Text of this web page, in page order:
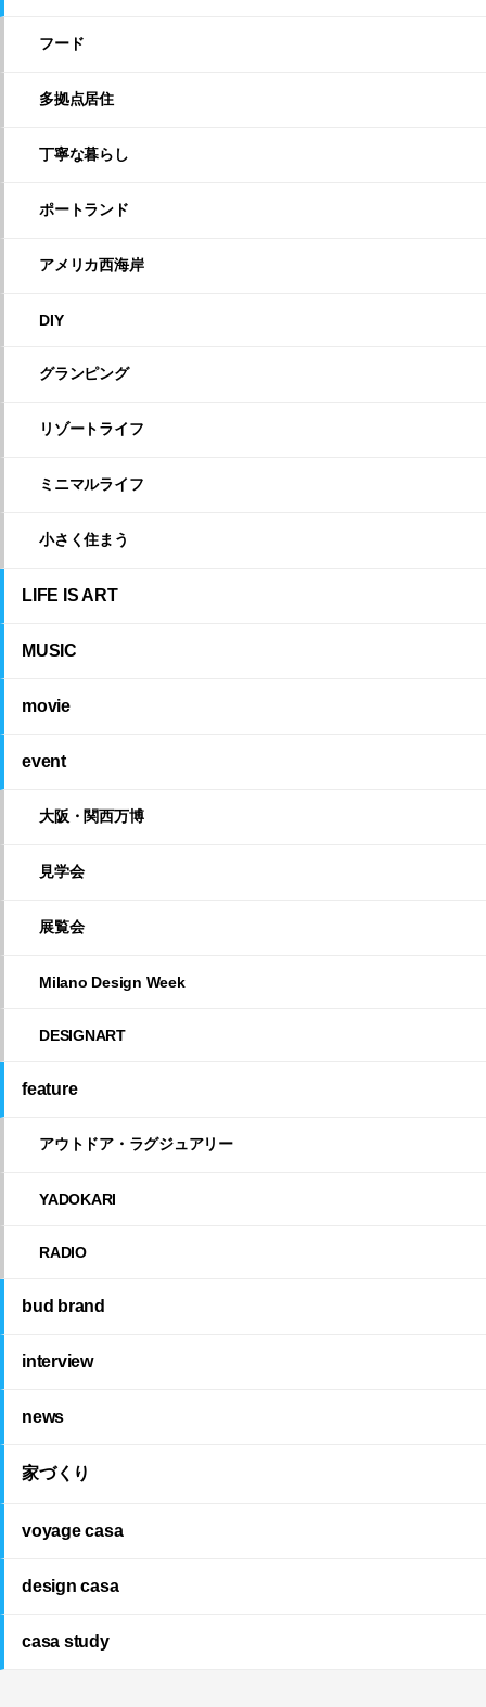
フード
多拠点居住
丁寧な暮らし
ポートランド
アメリカ西海岸
DIY
グランピング
リゾートライフ
ミニマルライフ
小さく住まう
LIFE IS ART
MUSIC
movie
event
大阪・関西万博
見学会
展覧会
Milano Design Week
DESIGNART
feature
アウトドア・ラグジュアリー
YADOKARI
RADIO
bud brand
interview
news
家づくり
voyage casa
design casa
casa study